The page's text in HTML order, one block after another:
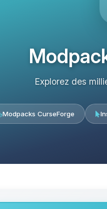
Explorez des
Modpacks CurseForge